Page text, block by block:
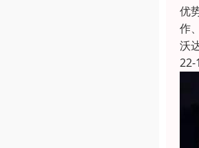
优
作
沃
22-